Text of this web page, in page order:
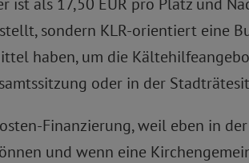
sondern KLR-orientiert eine
haben, um die
oder in der
Finanzierung, weil eben in
und wenn eine